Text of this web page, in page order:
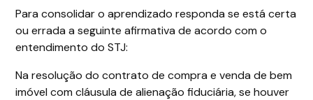
Para consolidar o aprendizado responda se está certa
ou errada a seguinte afirmativa de acordo com o
entendimento do STJ:
Na resolução do contrato de compra e venda de bem
imóvel com cláusula de alienação fiduciária, se houver